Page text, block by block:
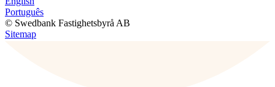
Português
© Swedbank Fastighetsbyrå AB
Sitemap